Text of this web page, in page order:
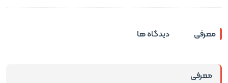
معرفی دیدگاه ها
معرفی